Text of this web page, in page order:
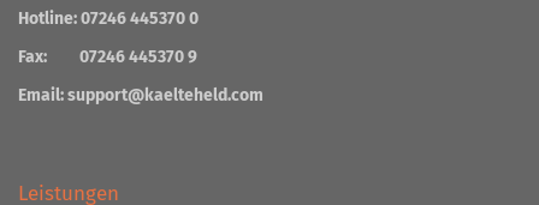
Hotline: 07246 445370 0
Fax: 07246 445370 9
Email:support@kaelteheld.com
Leistungen